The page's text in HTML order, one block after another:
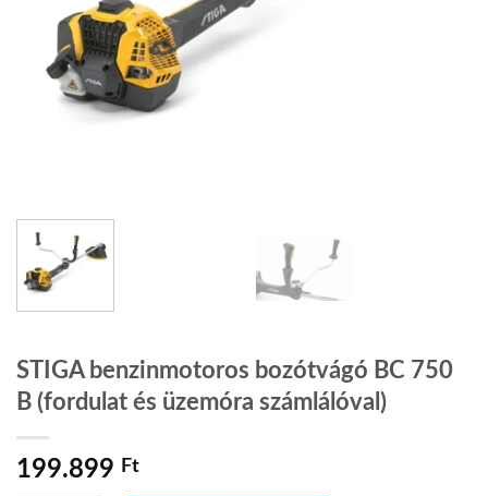
STIGA benzinmotoros bozótvágó BC 750
B (fordulat és üzemóra számlálóval)
199.899 Ft